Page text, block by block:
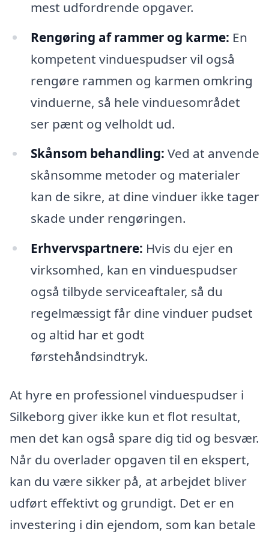
mest udfordrende opgaver.
Rengøring af rammer og karme: En
kompetent vinduespudser vil også
rengøre rammen og karmen omkring
vinduerne, så hele vinduesområdet
ser pænt og velholdt ud.
Skånsom behandling: Ved at anvende
skånsomme metoder og materialer
kan de sikre, at dine vinduer ikke tager
skade under rengøringen.
Erhvervspartnere: Hvis du ejer en
virksomhed, kan en vinduespudser
også tilbyde serviceaftaler, så du
regelmæssigt får dine vinduer pudset
og altid har et godt
førstehåndsindtryk.
At hyre en professionel vinduespudser i
Silkeborg giver ikke kun et flot resultat,
men det kan også spare dig tid og besvær.
Når du overlader opgaven til en ekspert,
kan du være sikker på, at arbejdet bliver
udført effektivt og grundigt. Det er en
investering i din ejendom, som kan betale